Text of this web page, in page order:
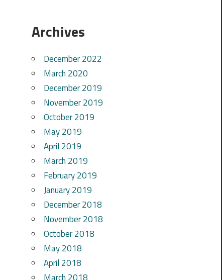
Archives
December 2022
March 2020
December 2019
November 2019
October 2019
May 2019
April 2019
March 2019
February 2019
January 2019
December 2018
November 2018
October 2018
May 2018
April 2018
March 2018